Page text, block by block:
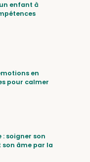
enfant à
en
pour calmer
: soigner son
son âme par la